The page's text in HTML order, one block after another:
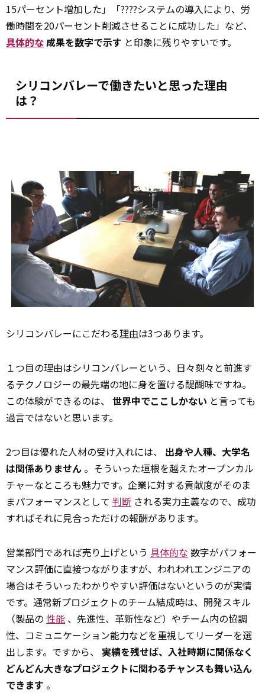
15パーセント増加した」「????システムの導入により、労
働時間を20パーセント削減させることに成功した」など、
具体的な成果を数字で示す と印象に残りやすいです。
シリコンバレーで働きたいと思った理由
は？
シリコンバレーにこだわる理由は3つあります。
１つ目の理由はシリコンバレーという、日々刻々と前進す
るテクノロジーの最先端の地に身を置ける醍醐味ですね。
この体験ができるのは、 世界中でここしかない と言っても
過言ではないと思います。
2つ目は優れた人材の受け入れには、 出身や人種、大学名
は関係ありません 。そういった垣根を越えたオープンカル
チャーなところも魅力です。企業に対する貢献度がそのま
まパフォーマンスとして 判断 される実力主義なので、成功
すればそれに見合っただけの報酬があります。
営業部門であれば売り上げという 具体的な 数字がパフォー
マンス評価に直接つながりますが、われわれエンジニアの
場合はそういったわかりやすい評価はないというのが実情
です。通常新プロジェクトのチーム結成時は、開発スキル
（製品の 性能 、先進性、革新性など）やチーム内の協調
性、コミュニケーション能力などを重視してリーダーを選
出します。ですから、 実績を残せば、入社時期に関係なく
どんどん大きなプロジェクトに関わるチャンスも舞い込ん
できます 。